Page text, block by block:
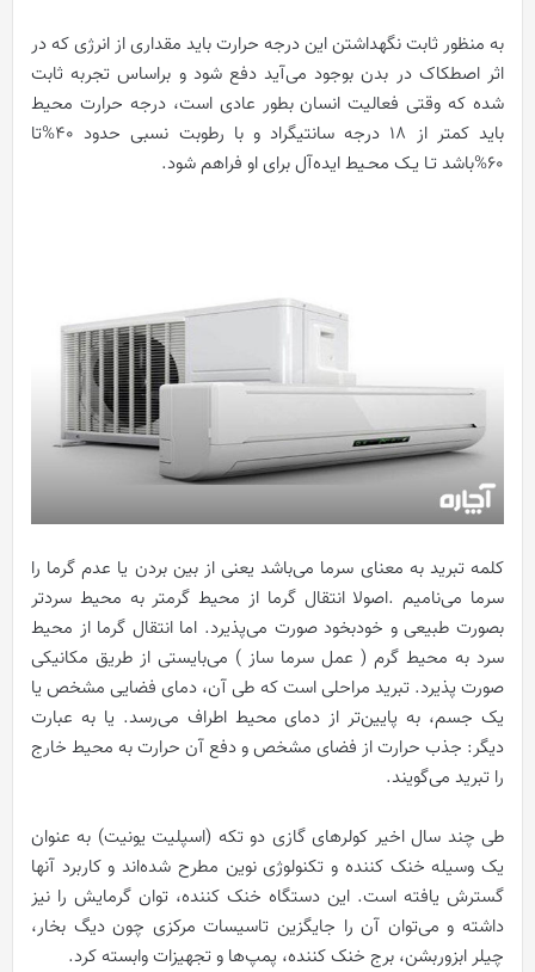
به منظور ثابت نگهداشتن این درجه حرارت باید مقداری از انرژی که در
اثر اصطکاک در بدن بوجود می‌آید دفع شود و براساس تجربه ثابت
شده که وقتی فعالیت انسان بطور عادی است، درجه حرارت محیط
باید کمتر از 18 درجه سانتیگراد و با رطوبت نسبی حدود 40%تا
60%باشد تـا یـک محـیط ایده‌آل برای او فراهم شود.
کلمه تبرید به معنای سرما می‌باشد یعنی از بین بردن یا عدم گرما را
سرما می‌نامیم .اصولا انتقال گرما از محیط گرمتر به محیط سردتر
بصورت طبیعی و خودبخود صورت می‌پذیرد. اما انتقال گرما از محیط
سرد به محیط گرم ( عمل سرما ساز ) می‌بایستی از طریق مکانیکی
صورت پذیرد. تبرید مراحلی است که طی آن، دمای فضایی مشخص یا
یک جسم، به پایین‌تر از دمای محیط اطراف می‌رسد. یا به عبارت
دیگر: جذب حرارت از فضای مشخص و دفع آن حرارت به محیط خارج
را تبرید می‌گویند.
طی چند سال اخیر کولرهای گازی دو تکه (اسپلیت یونیت) به عنوان
یک وسیله خنک کننده و تکنولوژی نوین مطرح شده‌اند و کاربرد آنها
گسترش یافته است. این دستگاه خنک کننده، توان گرمایش را نیز
داشته و می‌توان آن را جایگزین تاسیسات مرکزی چون دیگ بخار،
چیلر ابزوربشن، برج خنک کننده، پمپ‌ها و تجهیزات وابسته کرد.